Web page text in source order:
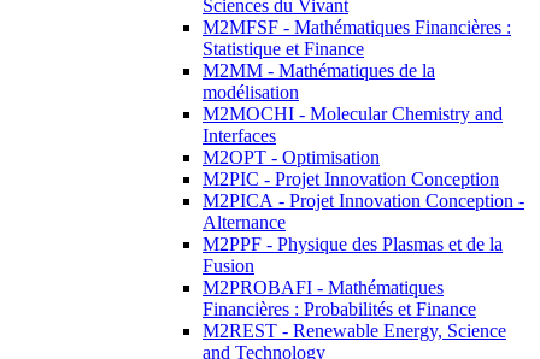
Sciences du Vivant
M2MFSF - Mathématiques Financières :
Statistique et Finance
M2MM - Mathématiques de la
modélisation
M2MOCHI - Molecular Chemistry and
Interfaces
M2OPT - Optimisation
M2PIC - Projet Innovation Conception
M2PICA - Projet Innovation Conception -
Alternance
M2PPF - Physique des Plasmas et de la
Fusion
M2PROBAFI - Mathématiques
Financières : Probabilités et Finance
M2REST - Renewable Energy, Science
and Technology